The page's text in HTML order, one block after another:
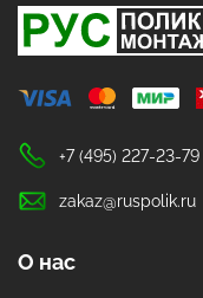
+7 (495) 227-23-79
zakaz@ruspolik.ru
О нас